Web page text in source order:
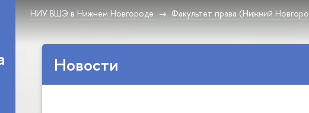
НИУ ВШЭ в Нижнем Новгороде Факультет права (Нижний
Новости